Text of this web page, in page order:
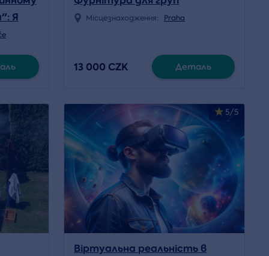
Я
Місцезнаходження: Praha
13 000 CZK Деталь
5/5
Віртуальна реальність в